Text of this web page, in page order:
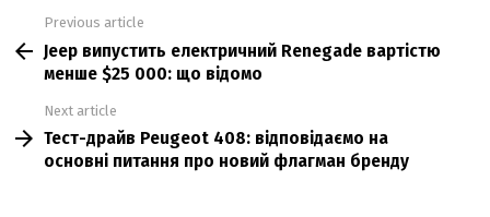
more
Previous article
Jeep випустить електричний Renegade вартістю
менше $25 000: що відомо
Next article
Тест-драйв Peugeot 408: відповідаємо на
основні питання про новий флагман бренду